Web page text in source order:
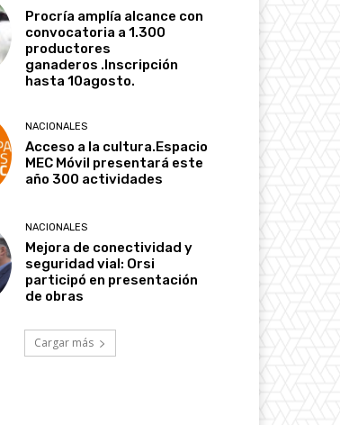
Procría amplía alcance con
convocatoria a 1.300
productores
ganaderos .Inscripción
hasta 10agosto.
NACIONALES
Acceso a la cultura.Espacio
MEC Móvil presentará este
año 300 actividades
NACIONALES
Mejora de conectividad y
seguridad vial: Orsi
participó en presentación
de obras
Cargar más